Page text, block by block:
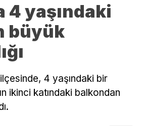
4 yaşındaki
büyük
ilçesinde, 4 yaşındaki bir
ikinci katındaki balkondan